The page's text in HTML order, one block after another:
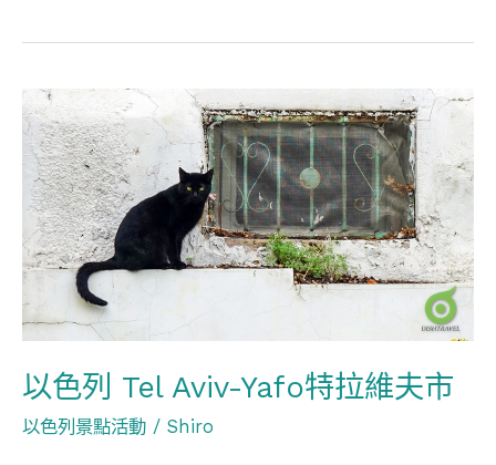
館
以色列 Tel Aviv-Yafo特拉維夫市
以色列景點活動 / Shiro
以
色
列
Tel
Aviv-
Yafo
特
維
夫
市